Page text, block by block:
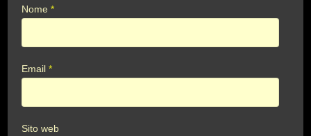
Nome*
Email*
Sito web